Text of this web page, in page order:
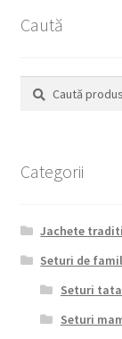
Caută
Caută
după:
Caută
Categorii
Jachete
Seturi de
Seturi
Seturi